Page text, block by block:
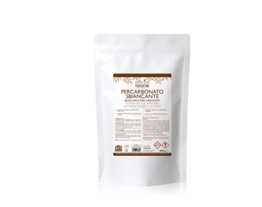
Aggiungi al carrello